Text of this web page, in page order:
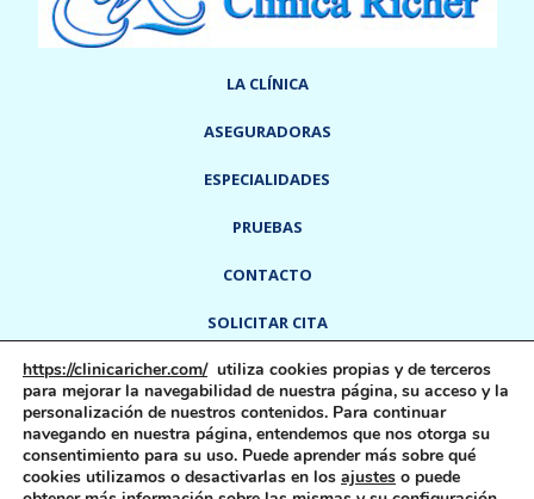
LA CLÍNICA
ASEGURADORAS
ESPECIALIDADES
PRUEBAS
CONTACTO
SOLICITAR CITA
918 91 55 91 -
info@clinicaricher.com
Calle Del Rey, 628300Aranjuez,Madrid,España
Aviso Legal Política De Cookies Política De Privacidad
https://clinicaricher.com/utiliza cookies propias y de terceros
para mejorar la navegabilidad de nuestra página, su acceso y la
personalización de nuestros contenidos. Para continuar
navegando en nuestra página, entendemos que nos otorga su
consentimiento para su uso. Puede aprender más sobre qué
cookies utilizamos o desactivarlas en los ajustes o puede